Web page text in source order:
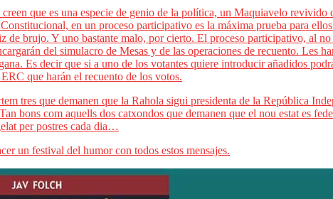
que es una especie de genio de la política, un Maquiavelo
en un proceso participativo es la máxima prueba para
de brujo. Y uno bastante malo, por cierto. El proceso participativo, al
del simulacro de Mesas y de las operaciones de recuento.
Es decir que si a uno de los votantes quiere introducir añadidos
que harán el recuento de los votos.
tres que demanen que la Rahola sigui presidenta de la República
bons com aquells dos catxondos que demanen que el nou estat es
per postres cada dia…
un festival del humor con todos estos mensajes.